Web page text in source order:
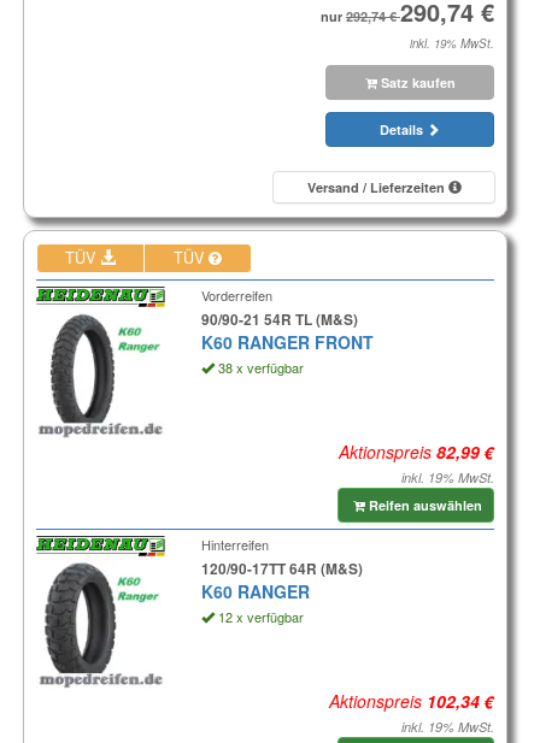
nur
inkl. 19% MwSt.
Satz kaufen
Details
Versand / Lieferzeiten
TÜV TÜV
Vorderreifen
90/90-21 54R TL (M&S)
K60 RANGER FRONT
38 x verfügbar
Aktionspreis
inkl. 19% MwSt.
Reifen auswählen
Hinterreifen
120/90-17TT 64R (M&S)
K60 RANGER
12 x verfügbar
Aktionspreis
inkl. 19% MwSt.